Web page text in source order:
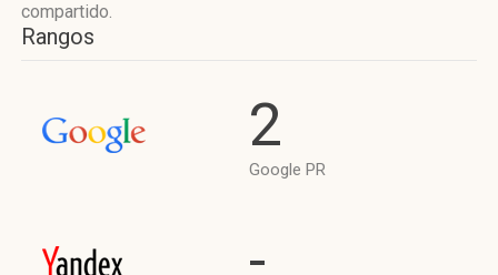
compartido.
Rangos
2
Google PR
-